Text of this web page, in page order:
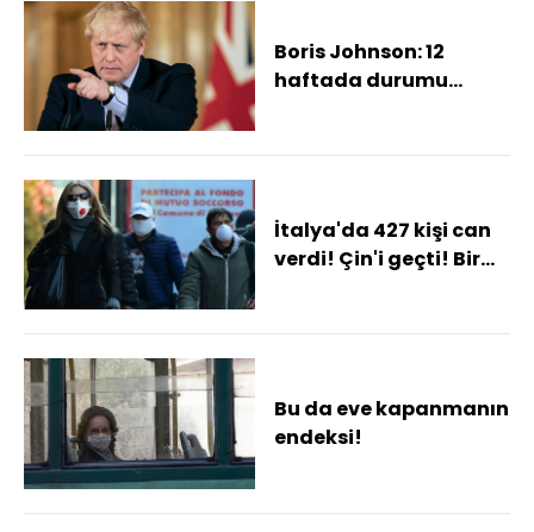
Boris Johnson: 12
haftada durumu
İtalya'da 427 kişi can
verdi! Çin'i geçti! Bir
Bu da eve kapanmanın
endeksi!